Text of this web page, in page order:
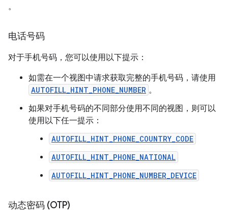
。
电话号码
对于手机号码，您可以使用以下提示：
如需在一个视图中请求获取完整的手机号码，请使用
AUTOFILL_HINT_PHONE_NUMBER 。
如果对手机号码的不同部分使用不同的视图，则可以
使用以下任一提示：
AUTOFILL_HINT_PHONE_COUNTRY_CODE
AUTOFILL_HINT_PHONE_NATIONAL
AUTOFILL_HINT_PHONE_NUMBER_DEVICE
动态密码 (OTP)